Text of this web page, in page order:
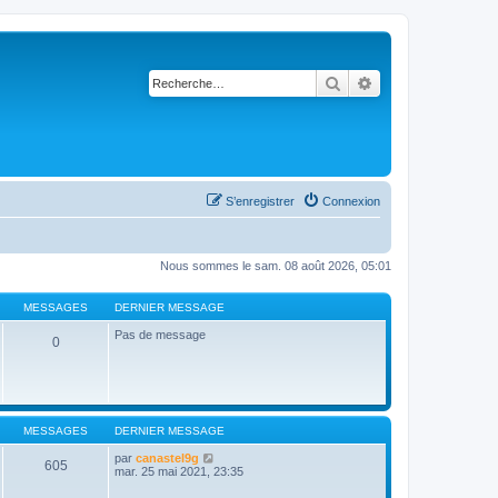
Rechercher
Connexion
S’enregistrer
Nous sommes le sam. 08 août 2026, 05:01
MESSAGES DERNIER MESSAGE
0 Pas de message
MESSAGES DERNIER MESSAGE
605 par canastel9g
o
mar. 25 mai 2021, 23:35